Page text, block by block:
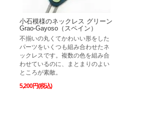
小石模様のネックレス グリーン
Grao-Gayoso（スペイン）
不揃いの丸くてかわいい形をした
パーツをいくつも組み合わせたネ
ックレスです。複数の色を組み合
わせているのに、まとまりのよい
ところが素敵。
5,200円(税込)